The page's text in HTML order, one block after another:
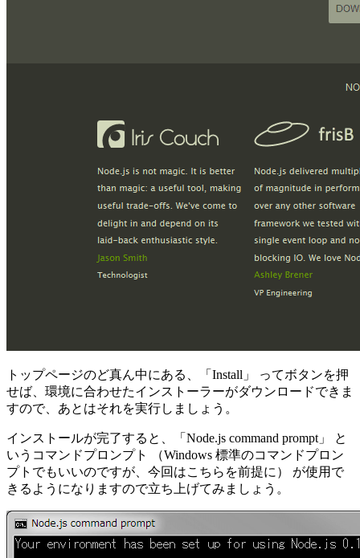
トップページのど真ん中にある、「Install」 ってボタンを押
せば、環境に合わせたインストーラーがダウンロードできま
すので、あとはそれを実行しましょう。
インストールが完了すると、「Node.js command prompt」 と
いうコマンドプロンプト （Windows 標準のコマンドプロン
プトでもいいのですが、今回はこちらを前提に） が使用で
きるようになりますので立ち上げてみましょう。